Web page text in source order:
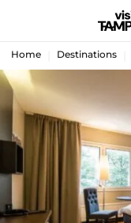
Home Destinations